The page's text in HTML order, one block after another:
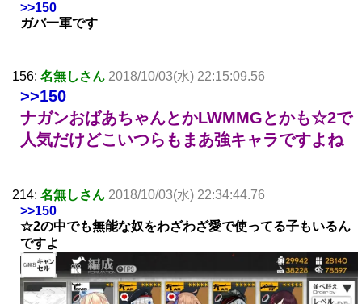
>>150
ガバ一軍です
156: 名無しさん 2018/10/03(水) 22:15:09.56
>>150
ナガンおばあちゃんとかLWMMGとかも☆2で
人気だけどこいつらもまあ強キャラですよね
214: 名無しさん 2018/10/03(水) 22:34:44.76
>>150
☆2の中でも無能な奴をわざわざ愛で使ってる子もいるん
ですよ